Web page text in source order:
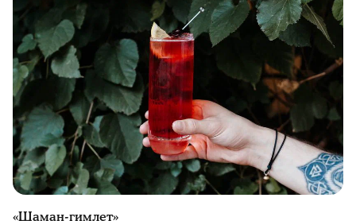
«Шаман-гимлет»